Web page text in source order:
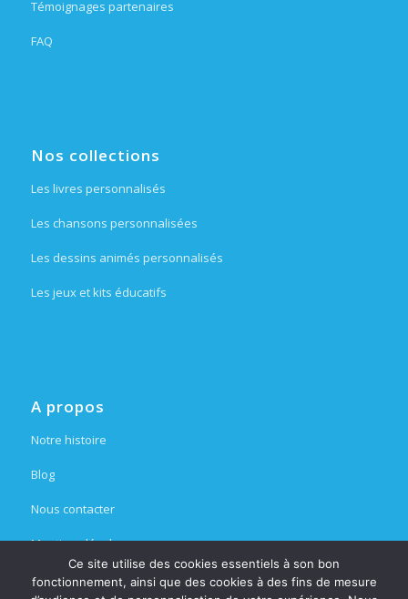
Témoignages partenaires
FAQ
Nos collections
Les livres personnalisés
Les chansons personnalisées
Les dessins animés personnalisés
Les jeux et kits éducatifs
A propos
Notre histoire
Blog
Nous contacter
Mentions légales
Espace partenaire
Ce site utilise des cookies essentiels à son bon
fonctionnement, ainsi que des cookies à des fins de mesure